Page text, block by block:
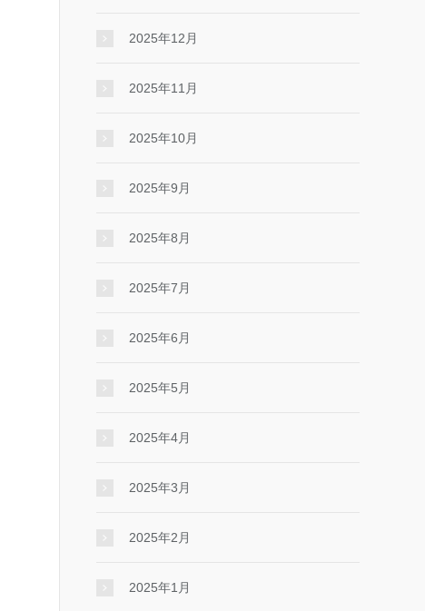
2025年12月
2025年11月
2025年10月
2025年9月
2025年8月
2025年7月
2025年6月
2025年5月
2025年4月
2025年3月
2025年2月
2025年1月